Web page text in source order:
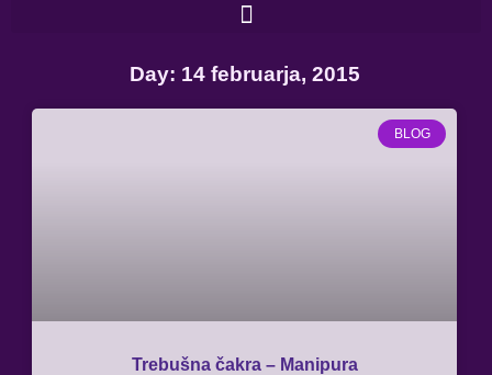
Day: 14 februarja, 2015
BLOG
Trebušna čakra – Manipura